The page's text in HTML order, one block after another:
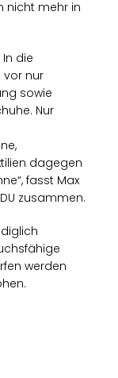
nicht mehr in
die
vor nur
sowie
Nur
dagegen
fasst Max
zusammen.
werden